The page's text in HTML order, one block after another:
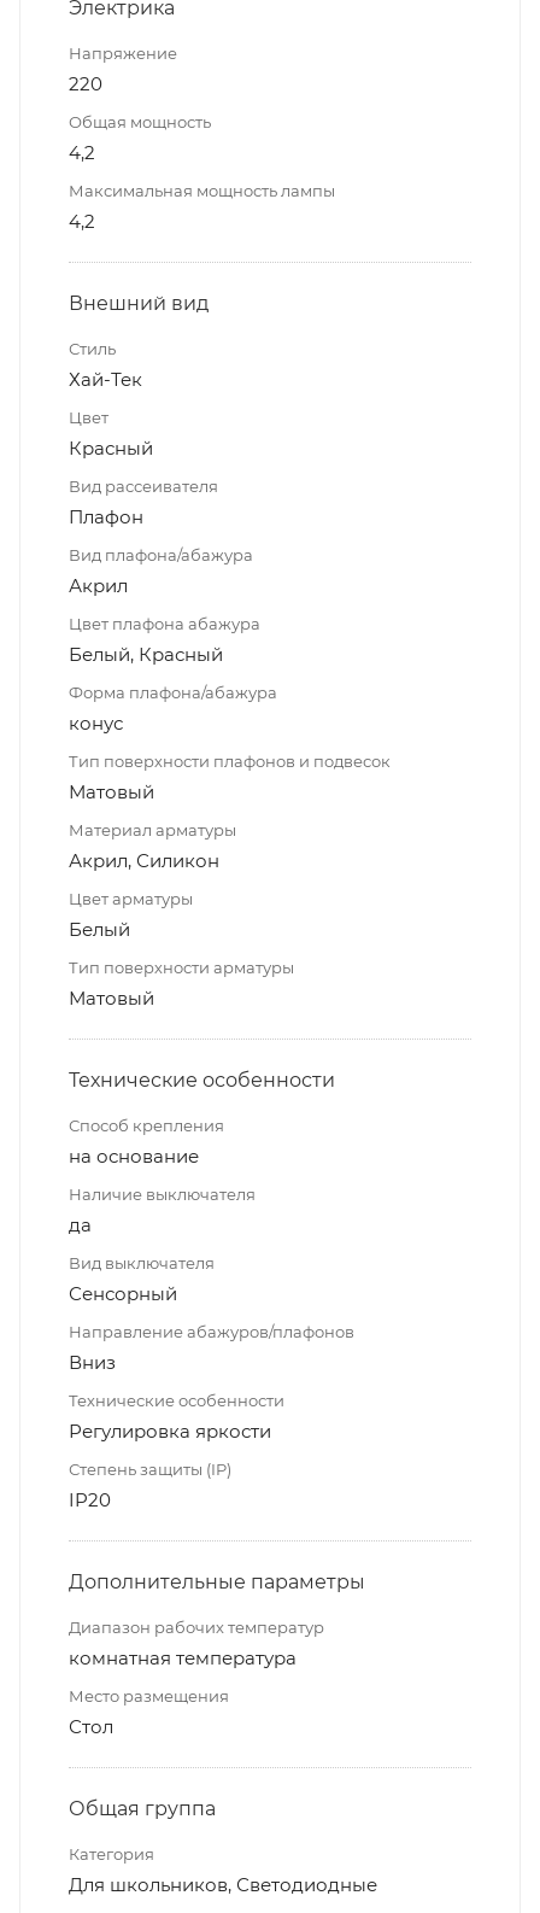
Электрика
Напряжение
220
Общая мощность
4,2
Максимальная мощность лампы
4,2
Внешний вид
Стиль
Хай-Тек
Цвет
Красный
Вид рассеивателя
Плафон
Вид плафона/абажура
Акрил
Цвет плафона абажура
Белый, Красный
Форма плафона/абажура
конус
Тип поверхности плафонов и подвесок
Матовый
Материал арматуры
Акрил, Силикон
Цвет арматуры
Белый
Тип поверхности арматуры
Матовый
Технические особенности
Способ крепления
на основание
Наличие выключателя
да
Вид выключателя
Сенсорный
Направление абажуров/плафонов
Вниз
Технические особенности
Регулировка яркости
Степень защиты (IP)
IP20
Дополнительные параметры
Диапазон рабочих температур
комнатная температура
Место размещения
Стол
Общая группа
Категория
Для школьников, Светодиодные